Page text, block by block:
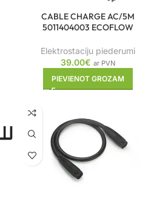
CABLE CHARGE AC/5M
5011404003 ECOFLOW
Elektrostaciju piederumi
39.00€ ar PVN
PIEVIENOT GROZAM